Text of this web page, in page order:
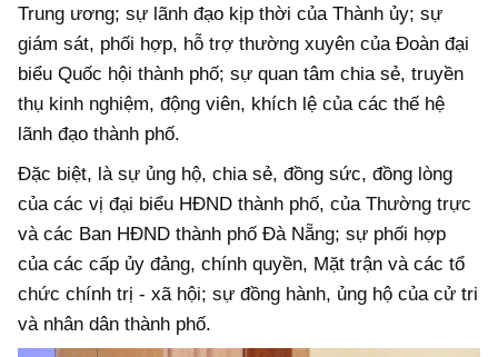
Trung ương; sự lãnh đạo kịp thời của Thành ủy; sự
giám sát, phối hợp, hỗ trợ thường xuyên của Đoàn đại
biểu Quốc hội thành phố; sự quan tâm chia sẻ, truyền
thụ kinh nghiệm, động viên, khích lệ của các thế hệ
lãnh đạo thành phố.
Đặc biệt, là sự ủng hộ, chia sẻ, đồng sức, đồng lòng
của các vị đại biểu HĐND thành phố, của Thường trực
và các Ban HĐND thành phố Đà Nẵng; sự phối hợp
của các cấp ủy đảng, chính quyền, Mặt trận và các tổ
chức chính trị - xã hội; sự đồng hành, ủng hộ của cử tri
và nhân dân thành phố.